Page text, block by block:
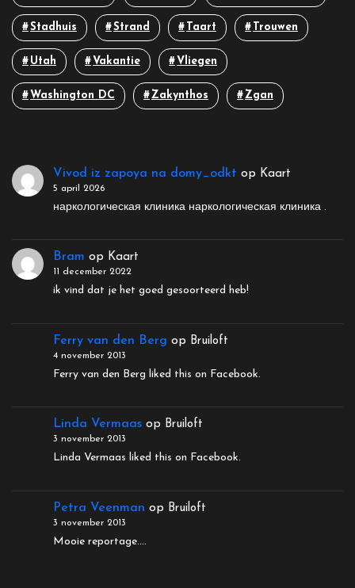
Stadhuis Strand Taart Trouwen
Utah Vakantie Vliegen
Washington DC Zakynthos Zgan
Vivod iz zapoya na domy_odkt op Kaart
5 april 2026
наркологическая клиника наркологическая клиника .
Bram op Kaart
11 december 2022
ik vind dat je het goed gesoorteerd heb!
Ferry van den Berg op Bruiloft
4 november 2013
Ferry van den Berg liked this on Facebook.
Linda Vermaas op Bruiloft
3 november 2013
Linda Vermaas liked this on Facebook.
Petra Veenman op Bruiloft
3 november 2013
Mooie reportage....